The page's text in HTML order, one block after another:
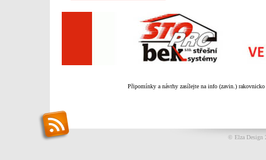
Připomínky a návrhy zasílejte na info (zavin.) rakovnicko
© Elza Design